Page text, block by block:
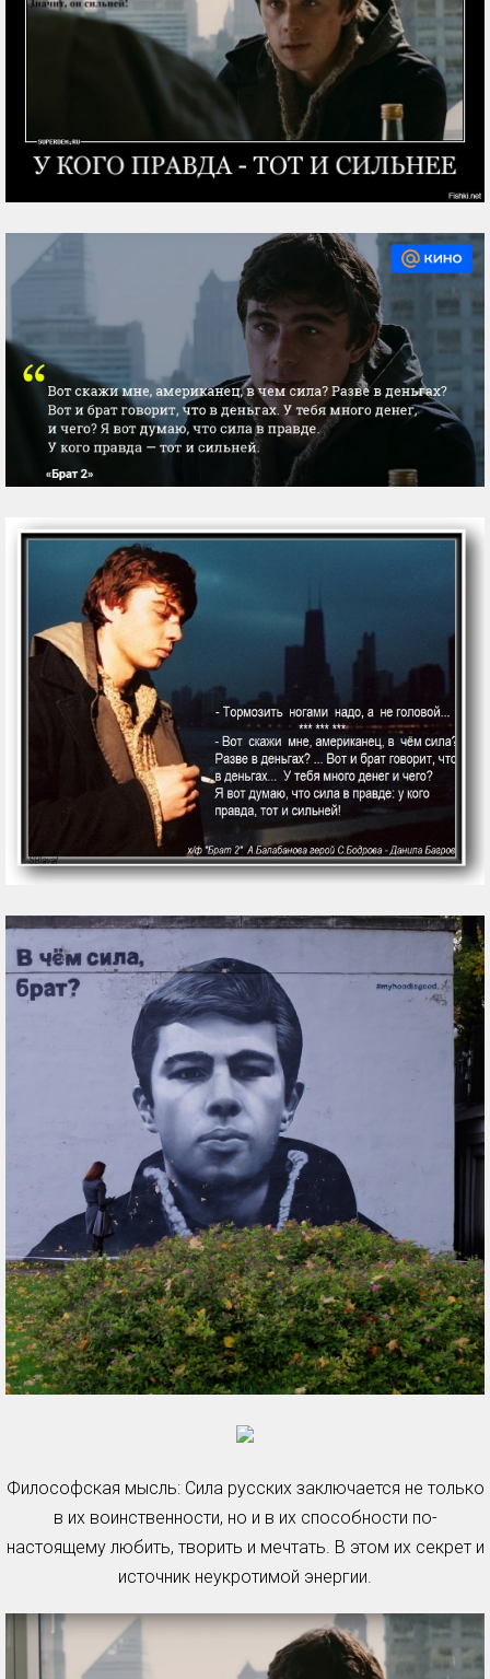
Философская мысль: Сила русских заключается не только
в их воинственности, но и в их способности по-
настоящему любить, творить и мечтать. В этом их секрет и
источник неукротимой энергии.